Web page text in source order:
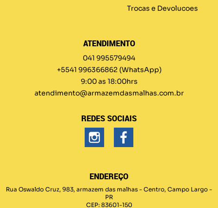
Trocas e Devolucoes
ATENDIMENTO
041 995579494
+5541 996366862 (WhatsApp)
9:00 as 18:00hrs
atendimento@armazemdasmalhas.com.br
REDES SOCIAIS
ENDEREÇO
Rua Oswaldo Cruz, 983, armazem das malhas - Centro, Campo Largo -
PR
CEP: 83601-150